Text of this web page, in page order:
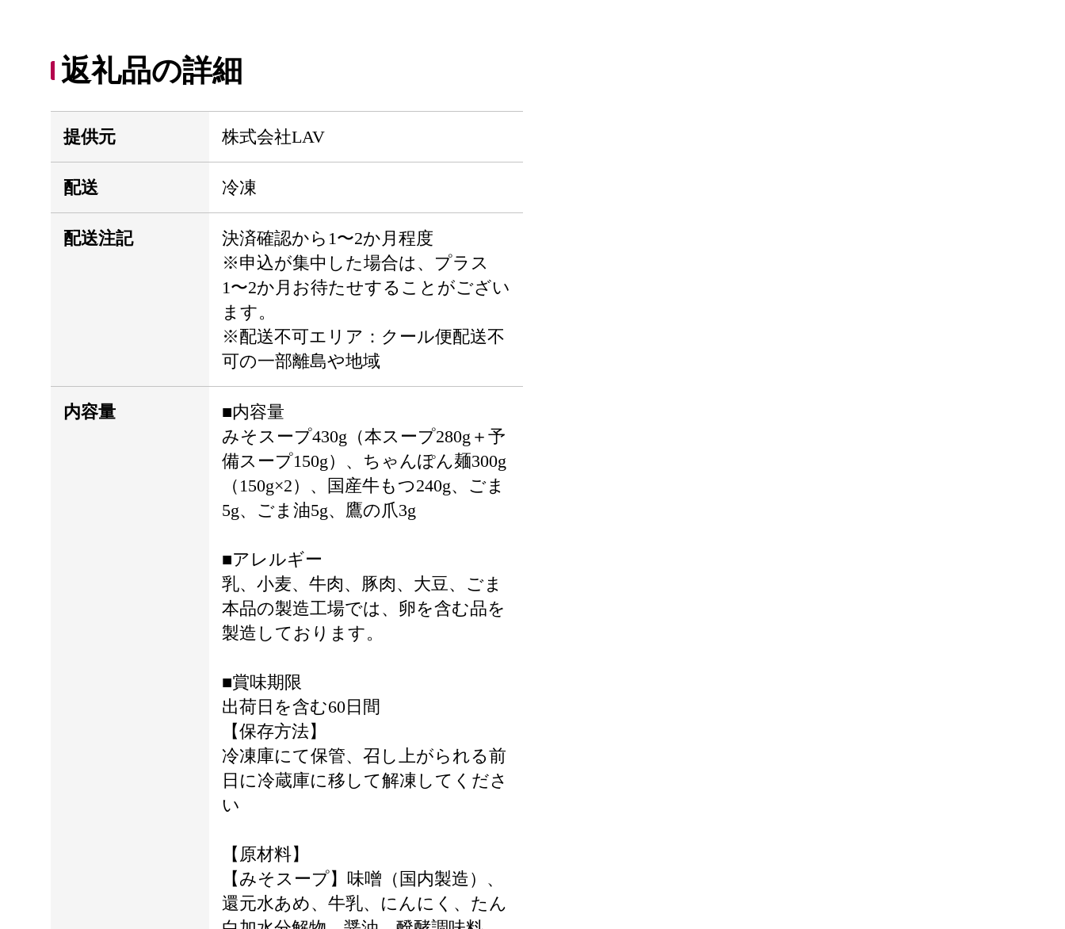
返礼品の詳細
提供元 株式会社LAV
配送 冷凍
配送注記
決済確認から1〜2か月程度
※申込が集中した場合は、プラス
1〜2か月お待たせすることがござい
ます。
※配送不可エリア：クール便配送不
可の一部離島や地域
内容量
■内容量
みそスープ430g（本スープ280g＋予
備スープ150g）、ちゃんぽん麺300g
（150g×2）、国産牛もつ240g、ごま
5g、ごま油5g、鷹の爪3g
■アレルギー
乳、小麦、牛肉、豚肉、大豆、ごま
本品の製造工場では、卵を含む品を
製造しております。
■賞味期限
出荷日を含む60日間
【保存方法】
冷凍庫にて保管、召し上がられる前
日に冷蔵庫に移して解凍してくださ
い
【原材料】
【みそスープ】味噌（国内製造）、
還元水あめ、牛乳、にんにく、たん